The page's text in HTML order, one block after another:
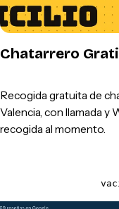
Chatarrero
Recogida gratuita de
Valencia, con llamada y
recogida al momento.